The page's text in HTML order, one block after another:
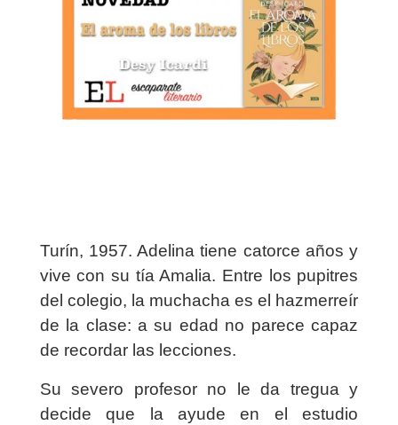
Turín, 1957. Adelina tiene catorce años y
vive con su tía Amalia. Entre los pupitres
del colegio, la muchacha es el hazmerreír
de la clase: a su edad no parece capaz
de recordar las lecciones.
Su severo profesor no le da tregua y
decide que la ayude en el estudio